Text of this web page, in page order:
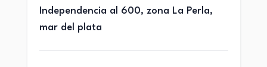
Independencia al 600, zona La Perla,
mar del plata